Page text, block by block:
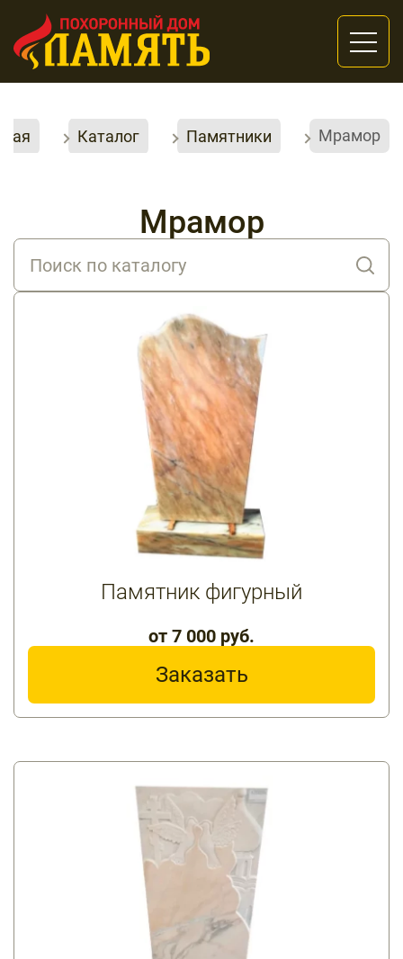
Каталог Памятники Мрамор
Мрамор
Каталог товаров
Памятник фигурный
от 7 000 руб.
Заказать